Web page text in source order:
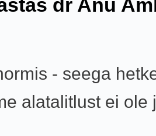
- seega
alatalitlust ei ole